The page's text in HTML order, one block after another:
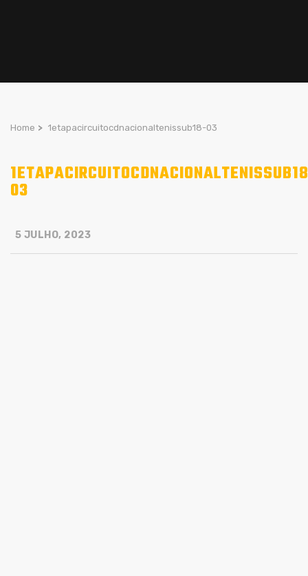
Home > 1etapacircuitocdnacionaltenissub18-03
03
5 JULHO, 2023